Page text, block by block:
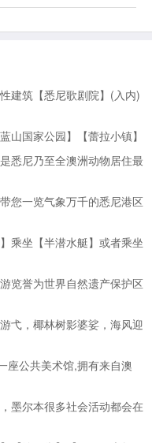
建筑【悉尼歌剧院】(入内)
山国家公园】【蕾拉小镇】
悉尼乃至全澳洲动物居住最
您一览气象万千的悉尼港区
乘坐【半潜水艇】或者乘坐
览誉为世界自然遗产保护区
弋，椰林树影婆娑，海风迎
座公共美术馆,拥有来自澳
墨尔本很多社会活动都会在